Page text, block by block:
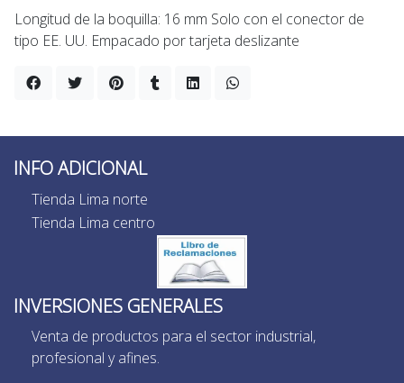
Longitud de la boquilla: 16 mm Solo con el conector de
tipo EE. UU. Empacado por tarjeta deslizante
INFO ADICIONAL
Tienda Lima norte
Tienda Lima centro
INVERSIONES GENERALES
Venta de productos para el sector industrial,
profesional y afines.